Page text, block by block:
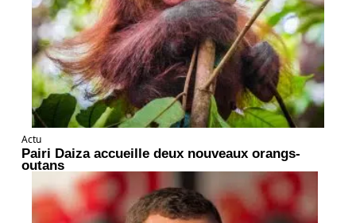
Actu
Pairi Daiza accueille deux nouveaux orangs-
outans